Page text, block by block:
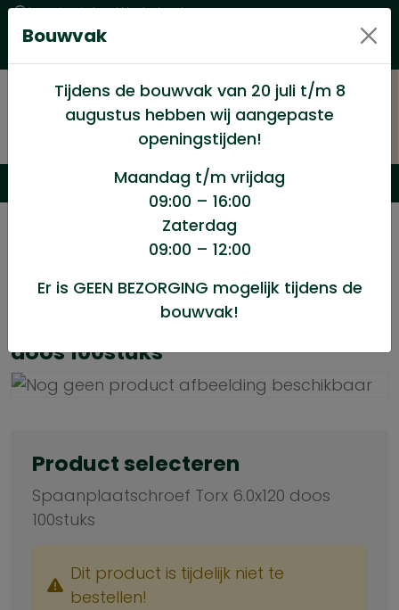
Levering in heel Nederland
Goede kwaliteitsproducten met een eerlijke prijs
/
Spaanplaatschroef Torx 6.0×120 doos 100stuks
Spaanplaatschroef Torx 6.0x120
doos 100stuks
Product selecteren
Spaanplaatschroef Torx 6.0x120 doos
100stuks
Dit product is tijdelijk niet te
bestellen!
Bouwvak
Tijdens de bouwvak van 20 juli t/m 8
augustus hebben wij aangepaste
openingstijden!
Maandag t/m vrijdag
09:00 – 16:00
Zaterdag
09:00 – 12:00
Er is GEEN BEZORGING mogelijk tijdens de
bouwvak!